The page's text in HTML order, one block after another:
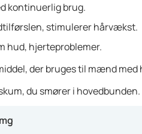
kontinuerlig brug.
stimulerer hårvækst.
hud, hjerteproblemer.
der bruges til mænd
du smører i